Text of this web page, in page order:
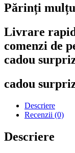
Părinți
Livrare
comenzi de
cadou
cadou
Descriere
Recenzii (0)
Descriere